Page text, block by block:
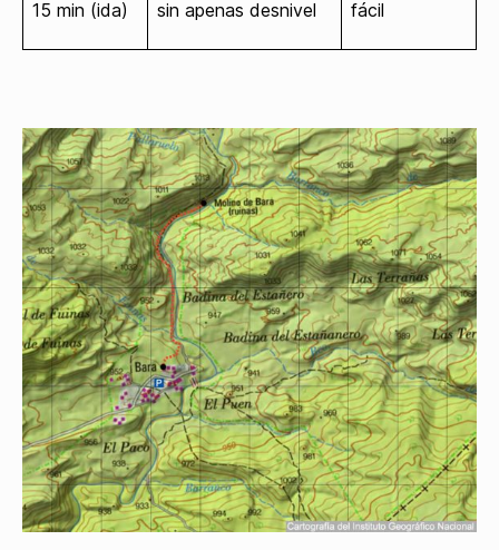
15 min (ida) sin apenas desnivel fácil